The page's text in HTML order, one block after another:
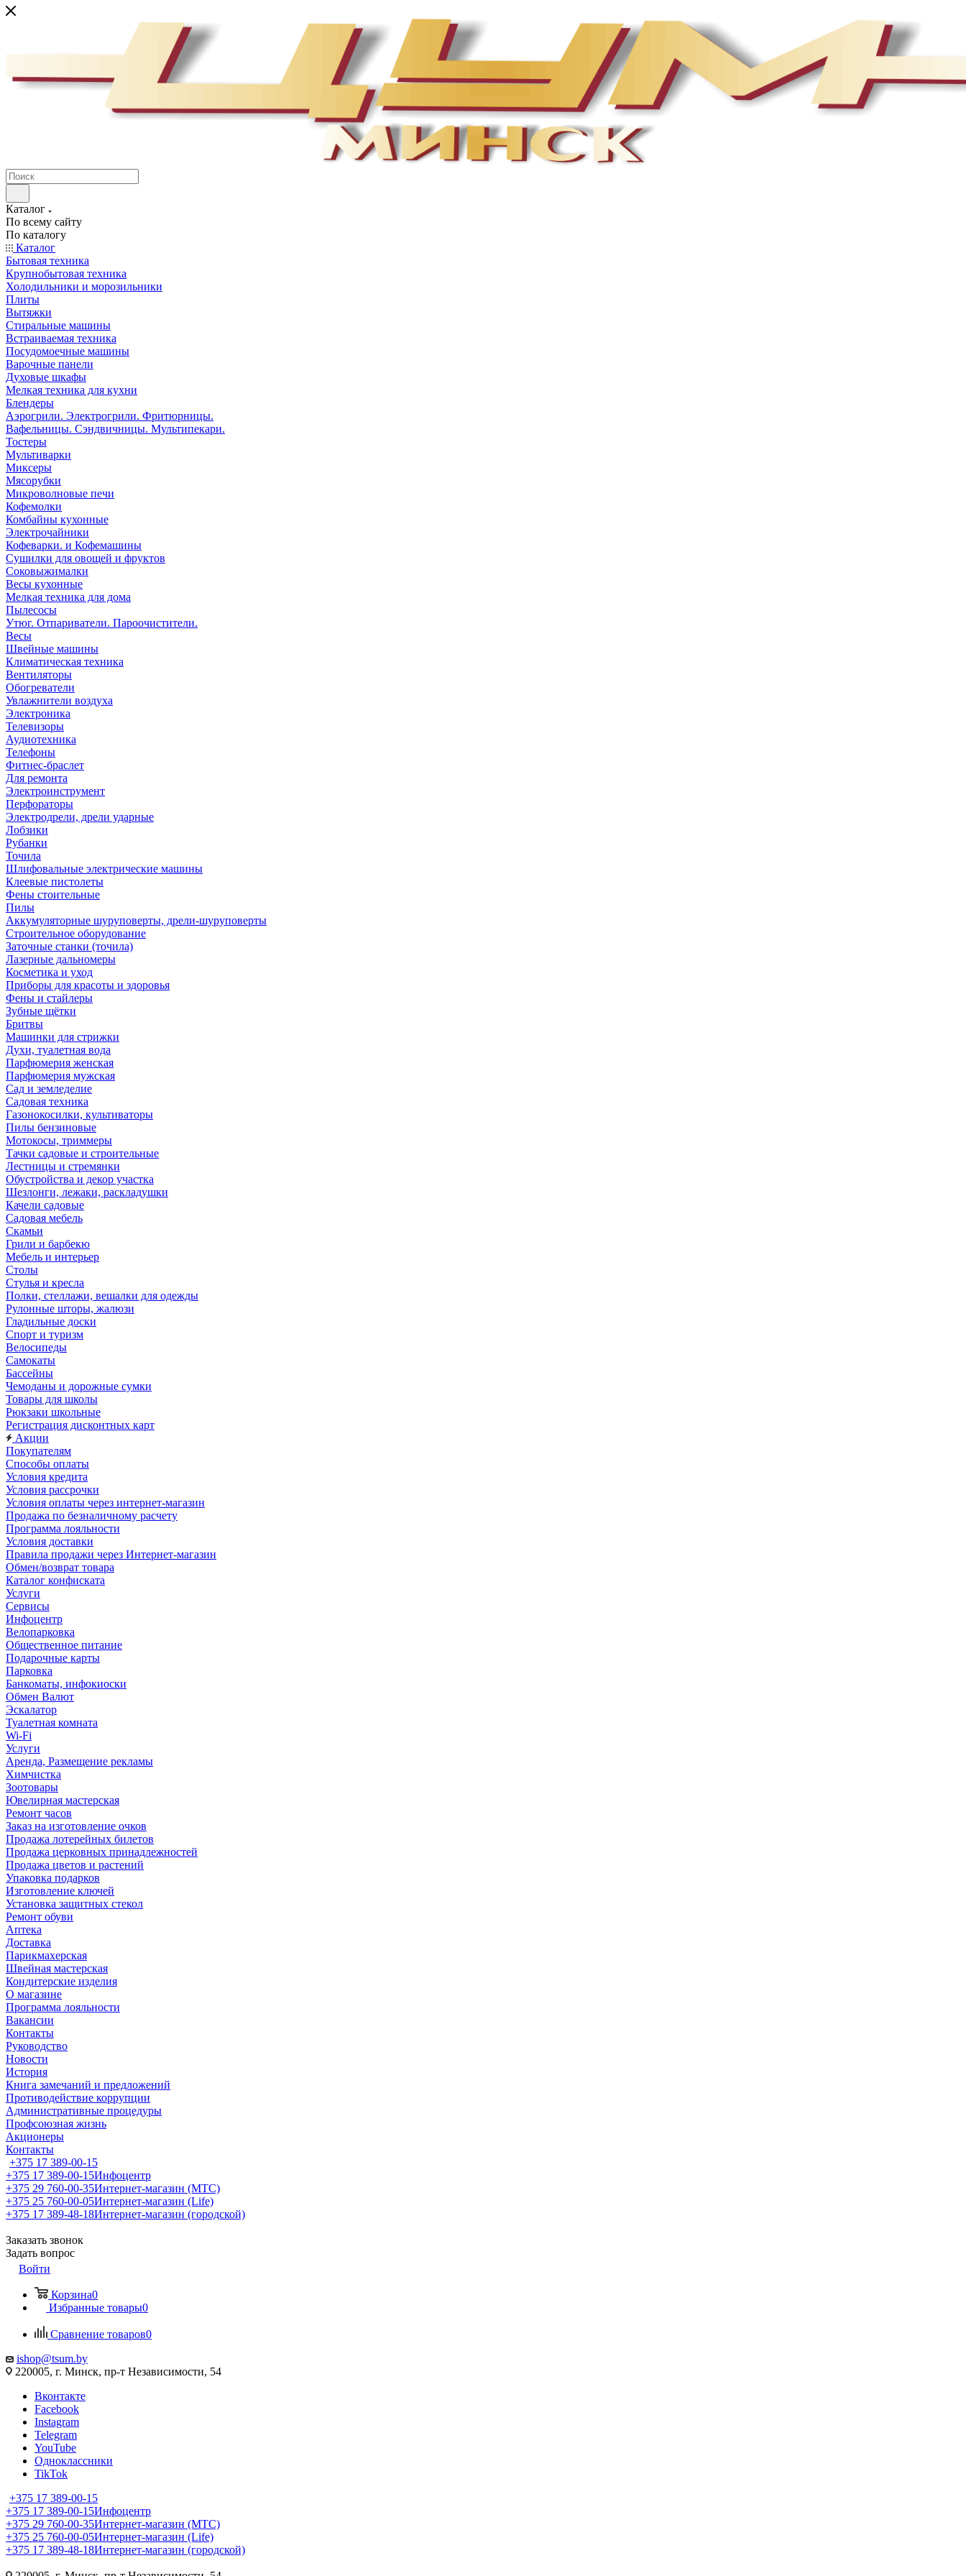
Каталог
По всему сайту
По каталогу
Каталог
Бытовая техника
Крупнобытовая техника
Холодильники и морозильники
Плиты
Вытяжки
Стиральные машины
Встраиваемая техника
Посудомоечные машины
Варочные панели
Духовые шкафы
Мелкая техника для кухни
Блендеры
Аэрогрили. Электрогрили. Фритюрницы.
Вафельницы. Сэндвичницы. Мультипекари.
Тостеры
Мультиварки
Миксеры
Мясорубки
Микроволновые печи
Кофемолки
Комбайны кухонные
Электрочайники
Кофеварки. и Кофемашины
Сушилки для овощей и фруктов
Соковыжималки
Весы кухонные
Мелкая техника для дома
Пылесосы
Утюг. Отпариватели. Пароочистители.
Весы
Швейные машины
Климатическая техника
Вентиляторы
Обогреватели
Увлажнители воздуха
Электроника
Телевизоры
Аудиотехника
Телефоны
Фитнес-браслет
Для ремонта
Электроинструмент
Перфораторы
Электродрели, дрели ударные
Лобзики
Рубанки
Точила
Шлифовальные электрические машины
Клеевые пистолеты
Фены стоительные
Пилы
Аккумуляторные шуруповерты, дрели-шуруповерты
Строительное оборудование
Заточные станки (точила)
Лазерные дальномеры
Косметика и уход
Приборы для красоты и здоровья
Фены и стайлеры
Зубные щётки
Бритвы
Машинки для стрижки
Духи, туалетная вода
Парфюмерия женская
Парфюмерия мужская
Сад и земледелие
Садовая техника
Газонокосилки, культиваторы
Пилы бензиновые
Мотокосы, триммеры
Тачки садовые и строительные
Лестницы и стремянки
Обустройства и декор участка
Шезлонги, лежаки, раскладушки
Качели садовые
Садовая мебель
Скамьи
Грили и барбекю
Мебель и интерьер
Столы
Стулья и кресла
Полки, стеллажи, вешалки для одежды
Рулонные шторы, жалюзи
Гладильные доски
Спорт и туризм
Велосипеды
Самокаты
Бассейны
Чемоданы и дорожные сумки
Товары для школы
Рюкзаки школьные
Регистрация дисконтных карт
Акции
Покупателям
Способы оплаты
Условия кредита
Условия рассрочки
Условия оплаты через интернет-магазин
Продажа по безналичному расчету
Программа лояльности
Условия доставки
Правила продажи через Интернет-магазин
Обмен/возврат товара
Каталог конфиската
Услуги
Сервисы
Инфоцентр
Велопарковка
Общественное питание
Подарочные карты
Парковка
Банкоматы, инфокиоски
Обмен Валют
Эскалатор
Туалетная комната
Wi-Fi
Услуги
Аренда, Размещение рекламы
Химчистка
Зоотовары
Ювелирная мастерская
Ремонт часов
Заказ на изготовление очков
Продажа лотерейных билетов
Продажа церковных принадлежностей
Продажа цветов и растений
Упаковка подарков
Изготовление ключей
Установка защитных стекол
Ремонт обуви
Аптека
Доставка
Парикмахерская
Швейная мастерская
Кондитерские изделия
О магазине
Программа лояльности
Вакансии
Контакты
Руководство
Новости
История
Книга замечаний и предложений
Противодействие коррупции
Административные процедуры
Профсоюзная жизнь
Акционеры
Контакты
+375 17 389-00-15
+375 17 389-00-15Инфоцентр
+375 29 760-00-35Интернет-магазин (МТС)
+375 25 760-00-05Интернет-магазин (Life)
+375 17 389-48-18Интернет-магазин (городской)
Заказать звонок
Задать вопрос
Войти
Корзина0
Избранные товары0
Сравнение товаров0
ishop@tsum.by
220005, г. Минск, пр-т Независимости, 54
Вконтакте
Facebook
Instagram
Telegram
YouTube
Одноклассники
TikTok
+375 17 389-00-15
+375 17 389-00-15Инфоцентр
+375 29 760-00-35Интернет-магазин (МТС)
+375 25 760-00-05Интернет-магазин (Life)
+375 17 389-48-18Интернет-магазин (городской)